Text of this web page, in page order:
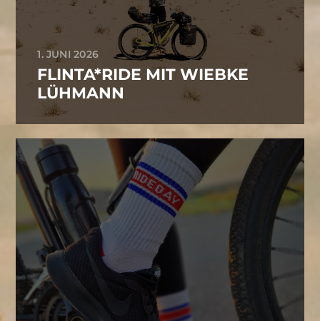
1. JUNI 2026
FLINTA*RIDE MIT WIEBKE
LÜHMANN